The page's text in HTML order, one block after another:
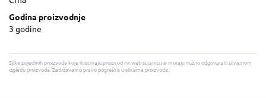
Godina proizvodnje
3 godine
Slike pojedinih proizvoda koje ilustriraju proizvod na web stranici ne moraju nužno odgovarati stvarnom
izgledu proizvoda. Zadržavamo pravo pogreške u slikama proizvoda.